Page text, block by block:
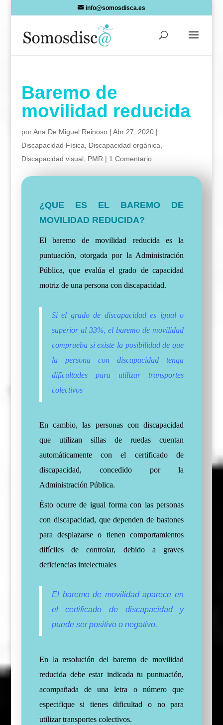
info@somosdisca.es
Baremo de
movilidad reducida
porAna De Miguel Reinoso| Abr 27, 2020|
Discapacidad Física
Discapacidad orgánica
Discapacidad visual, PMR | 1 Comentario
¿QUE ES EL BAREMO DE
MOVILIDAD REDUCIDA?
El baremo de movilidad reducida es la
puntuación, otorgada por la Administración
Pública, que evalúa el grado de capacidad
motriz de una persona con discapacidad.
Si el grado de discapacidad es igual o
superior al 33%, el baremo de movilidad
comprueba si existe la posibilidad de que
la persona con discapacidad tenga
dificultades para utilizar transportes
colectivos
En cambio, las personas con discapacidad
que utilizan sillas de ruedas cuentan
automáticamente con el certificado de
discapacidad, concedido por la
Administración Pública.
Ésto ocurre de igual forma con las personas
con discapacidad, que dependen de bastones
para desplazarse o tienen comportamientos
difíciles de controlar, debido a graves
deficiencias intelectuales
El baremo de movilidad aparece en
el certificado de discapacidad y
puede ser positivo o negativo.
En la resolución del baremo de movilidad
reducida debe estar indicada tu puntuación,
acompañada de una letra o número que
especifique si tienes dificultad o no para
utilizar transportes colectivos.